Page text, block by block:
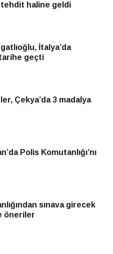
haline geldi
İtalya’da
geçti
Çekya’da 3 madalya
Polis Komutanlığı’nı
sınava girecek
öneriler